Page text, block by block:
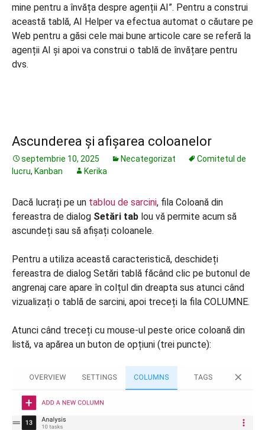
mine pentru a învăța despre agenții AI”. Pentru a construi
această tablă, AI Helper va efectua automat o căutare pe
Web pentru a găsi cele mai bune articole care se referă la
agenții AI și apoi va construi o tablă de învățare pentru
dvs.
Ascunderea și afișarea coloanelor
septembrie 10, 2025 Necategorizat
Comitetul de
lucru, Kanban Kerika
Dacă lucrați pe un tablou de sarcini, fila Coloană din
fereastra de dialog Setări tab lou vă permite acum să
ascundeți sau să afișați coloanele.
Pentru a utiliza această caracteristică, deschideți
fereastra de dialog Setări tablă făcând clic pe butonul de
angrenaj care apare în colțul din dreapta sus atunci când
vizualizați o tablă de sarcini, apoi treceți la fila COLUMNE.
Atunci când treceți cu mouse-ul peste orice coloană din
listă, va apărea un buton de opțiuni (trei puncte):